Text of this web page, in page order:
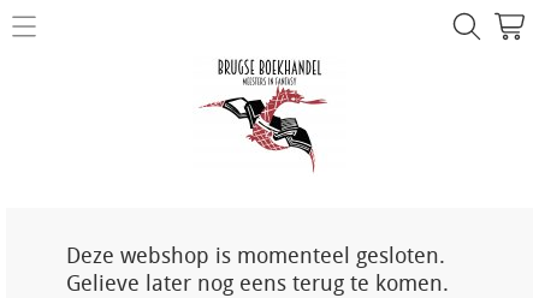
NIEUW!
Deze webshop is momenteel gesloten.
Gelieve later nog eens terug te komen.